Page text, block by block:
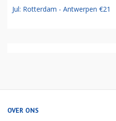
Jul: Rotterdam - Antwerpen €21
OVER ONS